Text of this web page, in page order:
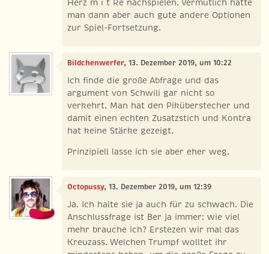
Herz m i t Re nachspielen. Vermutlich hätte
man dann aber auch gute andere Optionen
zur Spiel-Fortsetzung.
Bildchenwerfer, 13. Dezember 2019, um 10:22
Ich finde die große Abfrage und das
argument von Schwili gar nicht so
verkehrt. Man hat den Piküberstecher und
damit einen echten Zusatzstich und Kontra
hat keine Stärke gezeigt.
Prinzipiell lasse ich sie aber eher weg.
Octopussy, 13. Dezember 2019, um 12:39
Ja. Ich halte sie ja auch für zu schwach. Die
Anschlussfrage ist Ber ja immer: wie viel
mehr brauche ich? Erstezen wir mal das
Kreuzass. Welchen Trumpf wolltet ihr